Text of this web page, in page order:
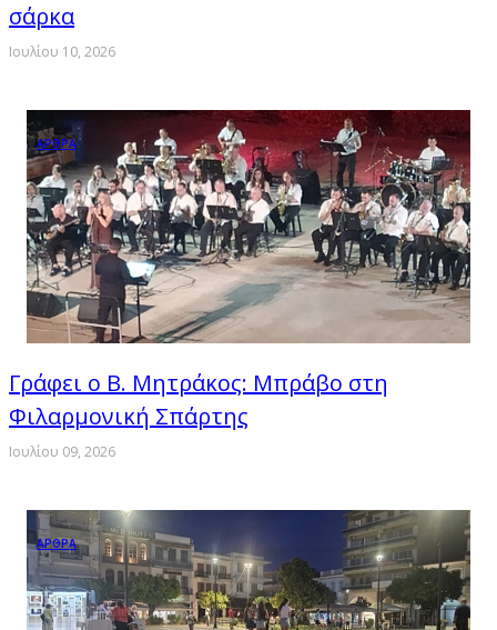
σάρκα
Ιουλίου 10, 2026
ΑΡΘΡΑ
Γράφει ο Β. Μητράκος: Μπράβο στη
Φιλαρμονική Σπάρτης
Ιουλίου 09, 2026
ΑΡΘΡΑ